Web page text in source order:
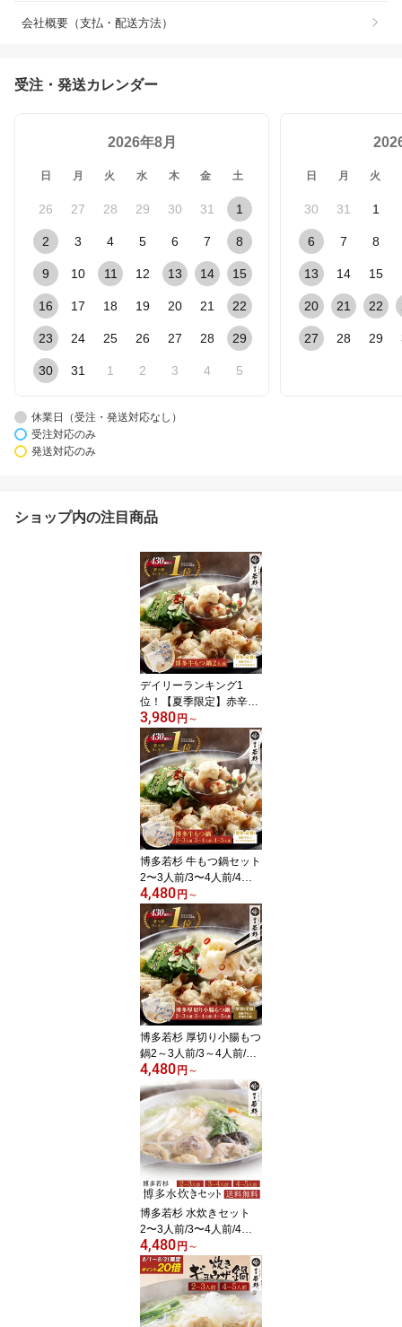
会社概要（支払・配送方法）
受注・発送カレンダー
2026年8月
日 月 火 水 木 金 土
26 27 28 29 30 31 1
2 3 4 5 6 7 8
9 10 11 12 13 14 15
16 17 18 19 20 21 22
23 24 25 26 27 28 29
30 31 1 2 3 4 5
日 月 火
30 31 1
6 7 8
13 14 15
20 21 22
27 28 29
休業日（受注・発送対応なし）
受注対応のみ
発送対応のみ
ショップ内の注目商品
デイリーランキング1
位！【夏季限定】赤辛選
べる！もつ鍋 お試しセッ
ト(2人前)博多若杉 国産
牛モツ 送料無料 c1 総合
ランキング5日連続1位!
ちゃんぽん麺 ホルモン鍋
お取り寄せ ギフト 冷凍
贈り物 食品 お祝い プレ
ゼント お中元
3,980 円 ～
博多若杉 牛もつ鍋セット
2〜3人前/3〜4人前/4〜5
人前 国産牛モツ 送料無
料【2セット以上おま
け】c1 博多もつ鍋 ホル
モン鍋 ちゃんぽん麺付き
モツ鍋 お取り寄せ ギフ
ト ホルモン鍋 もつ鍋 お
取り寄せ 博多 九州 お中
元
4,480 円 ～
博多若杉 厚切り小腸もつ
鍋2～3人前/3～4人前/4
～5人前 国産 送料無料
【2セット以上おまけ】 c
1 ちゃんぽん麺付き モツ
鍋 お取り寄せ ギフト プ
レゼント 贈り物 誕生日
お祝い 内祝い 高級 老舗
冷凍 食品 おつまみ 食べ
物 グルメ 博多 九州 お中
元
4,480 円 ～
博多若杉 水炊きセット
2〜3人前/3〜4人前/4〜5
人前 送料無料【2セット
以上でおまけ付】 c1 鍋
セット 国産鶏肉 お取り
寄せ ギフト 贈り物 内祝
い 高級 老舗 冷凍 食品 食
4,480 円 ～